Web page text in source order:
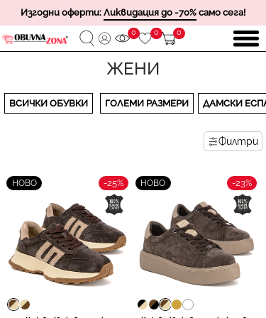
Изгодни оферти: Ликвидация до -70% само сега!
0 0 0
ЖЕНИ
ВСИЧКИ ОБУВКИ ГОЛЕМИ РАЗМЕРИ ДАМСКИ
Филтри
НОВО -25% НОВО -23%